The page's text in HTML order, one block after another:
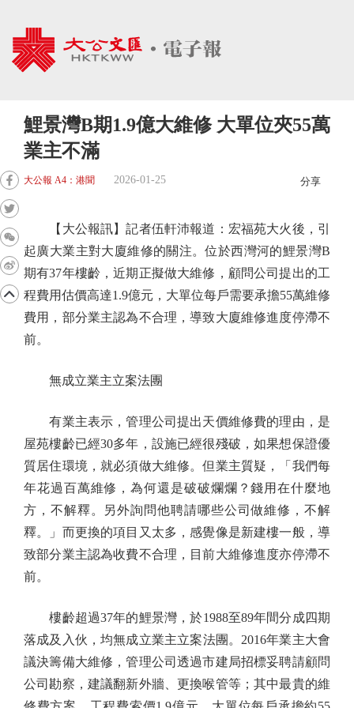
鯉景灣B期1.9億大維修 大單位夾55萬
業主不滿
大公報 A4：港聞 2026-01-25 分享
【大公報訊】記者伍軒沛報道：宏福苑大火後，引
起廣大業主對大廈維修的關注。位於西灣河的鯉景灣B
期有37年樓齡，近期正擬做大維修，顧問公司提出的工
程費用估價高達1.9億元，大單位每戶需要承擔55萬維修
費用，部分業主認為不合理，導致大廈維修進度停滯不
前。
無成立業主立案法團
有業主表示，管理公司提出天價維修費的理由，是
屋苑樓齡已經30多年，設施已經很殘破，如果想保證優
質居住環境，就必須做大維修。但業主質疑，「我們每
年花過百萬維修，為何還是破破爛爛？錢用在什麼地
方，不解釋。另外詢問他聘請哪些公司做維修，不解
釋。」而更換的項目又太多，感覺像是新建樓一般，導
致部分業主認為收費不合理，目前大維修進度亦停滯不
前。
樓齡超過37年的鯉景灣，於1988至89年間分成四期
落成及入伙，均無成立業主立案法團。2016年業主大會
議決籌備大維修，管理公司透過市建局招標妥聘請顧問
公司勘察，建議翻新外牆、更換喉管等；其中最貴的維